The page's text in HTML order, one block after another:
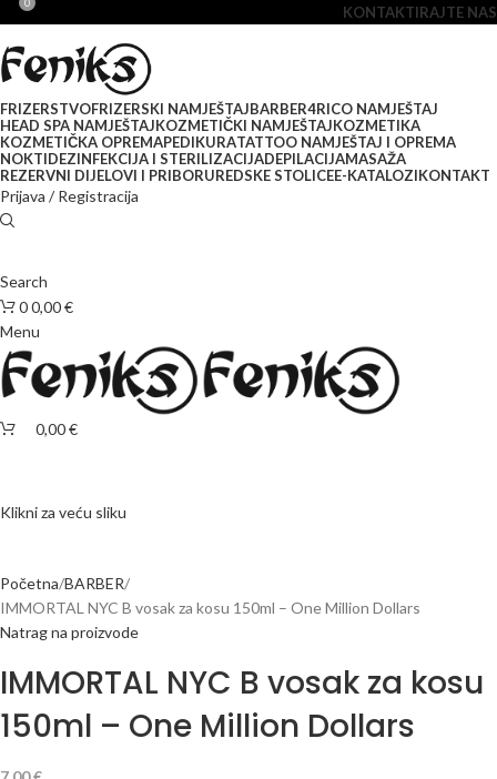
KONTAKTIRAJTE NAS
FRIZERSTVOFRIZERSKI NAMJEŠTAJBARBER4RICO NAMJEŠTAJ
HEAD SPA NAMJEŠTAJKOZMETIČKI NAMJEŠTAJKOZMETIKA
KOZMETIČKA OPREMAPEDIKURATATTOO NAMJEŠTAJ I OPREMA
NOKTIDEZINFEKCIJA I STERILIZACIJADEPILACIJAMASAŽA
REZERVNI DIJELOVI I PRIBORUREDSKE STOLICEE-KATALOZIKONTAKT
Prijava / Registracija
Search
00,00€
Menu
0
0,00€
Klikni za veću sliku
Početna BARBER
IMMORTAL NYC B vosak za kosu 150ml – One Million Dollars
Natrag na proizvode
IMMORTAL NYC B vosak za kosu
150ml – One Million Dollars